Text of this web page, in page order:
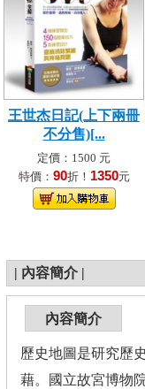
王世杰日記(上下兩冊
不分售)[...
定價：1500 元
特價： 90折！ 1350元
| 內容簡介 |
內容簡介
歷史地圖是研究歷
藉。國立故宮博物